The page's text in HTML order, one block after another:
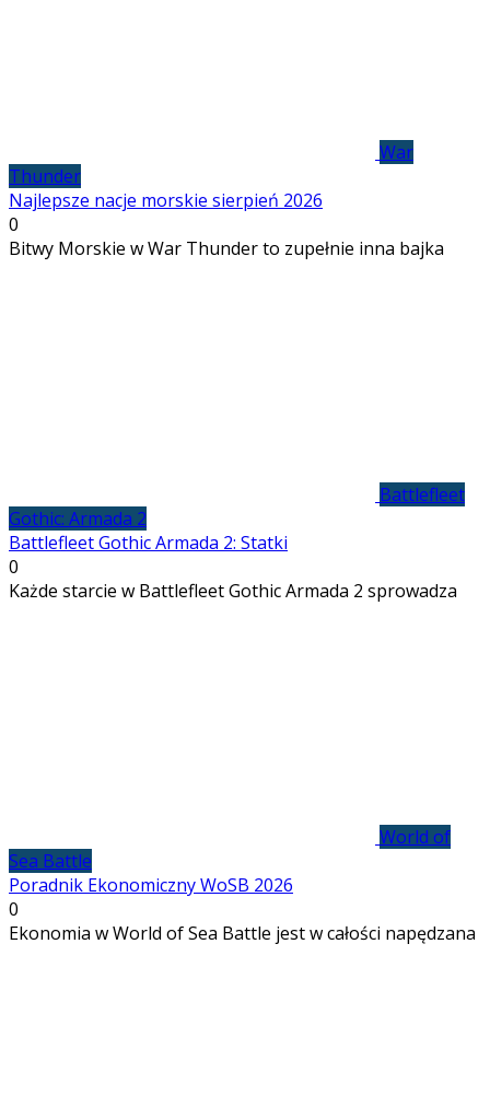
War
Thunder
Najlepsze nacje morskie sierpień 2026
0
Bitwy Morskie w War Thunder to zupełnie inna bajka
Battlefleet
Gothic: Armada 2
Battlefleet Gothic Armada 2: Statki
0
Każde starcie w Battlefleet Gothic Armada 2 sprowadza
World of
Sea Battle
Poradnik Ekonomiczny WoSB 2026
0
Ekonomia w World of Sea Battle jest w całości napędzana